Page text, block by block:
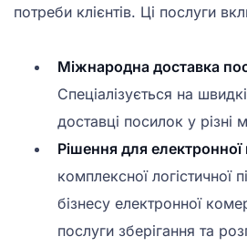
потреби клієнтів. Ці послуги
Міжнародна доставка
Спеціалізується на
доставці посилок у різні
Рішення для електронної
комплексної логістичної
бізнесу електронної
послуги зберігання та